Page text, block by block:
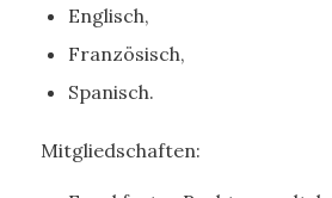
Englisch,
Französisch,
Spanisch.
Mitgliedschaften: